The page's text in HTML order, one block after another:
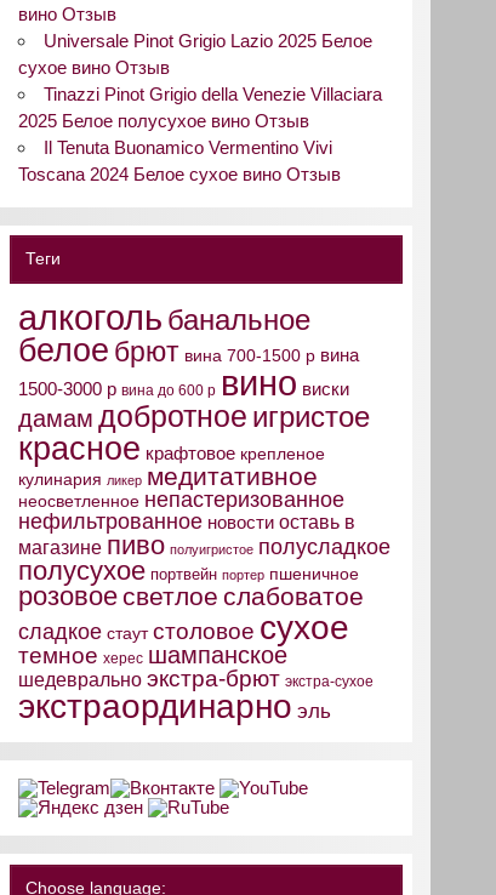
вино Отзыв
Universale Pinot Grigio Lazio 2025 Белое
сухое вино Отзыв
Tinazzi Pinot Grigio della Venezie Villaciara
2025 Белое полусухое вино Отзыв
Il Tenuta Buonamico Vermentino Vivi
Toscana 2024 Белое сухое вино Отзыв
Теги
алкоголь банальное
белое брют вина 700-1500 р вина
1500-3000 р вина до 600 р вино виски
дамам добротное игристое
красное крафтовое крепленое
кулинария ликер медитативное
неосветленное непастеризованное
нефильтрованное новости оставь в
магазине пиво полуигристое полусладкое
полусухое портвейн портер пшеничное
розовоесветлое слабоватое
сладкое стаут столовое сухое
темное херес шампанское
шедеврально экстра-брют экстра-сухое
экстраординарно эль
Choose language: